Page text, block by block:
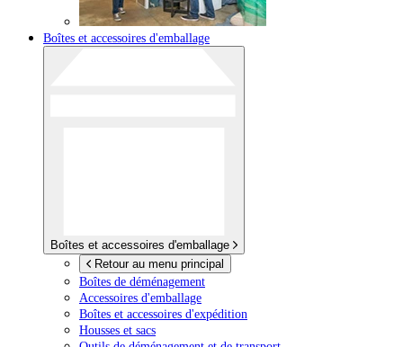
Boîtes et accessoires d'emballage
Boîtes et accessoires d'emballage
Retour au menu principal
Boîtes de déménagement
Accessoires d'emballage
Boîtes et accessoires d'expédition
Housses et sacs